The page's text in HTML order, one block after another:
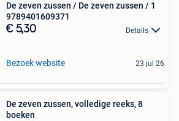
De zeven zussen / De zeven zussen / 1
9789401609371
€ 5,30 Details
Bezoek website 23 jul 26
De zeven zussen, volledige reeks, 8
boeken